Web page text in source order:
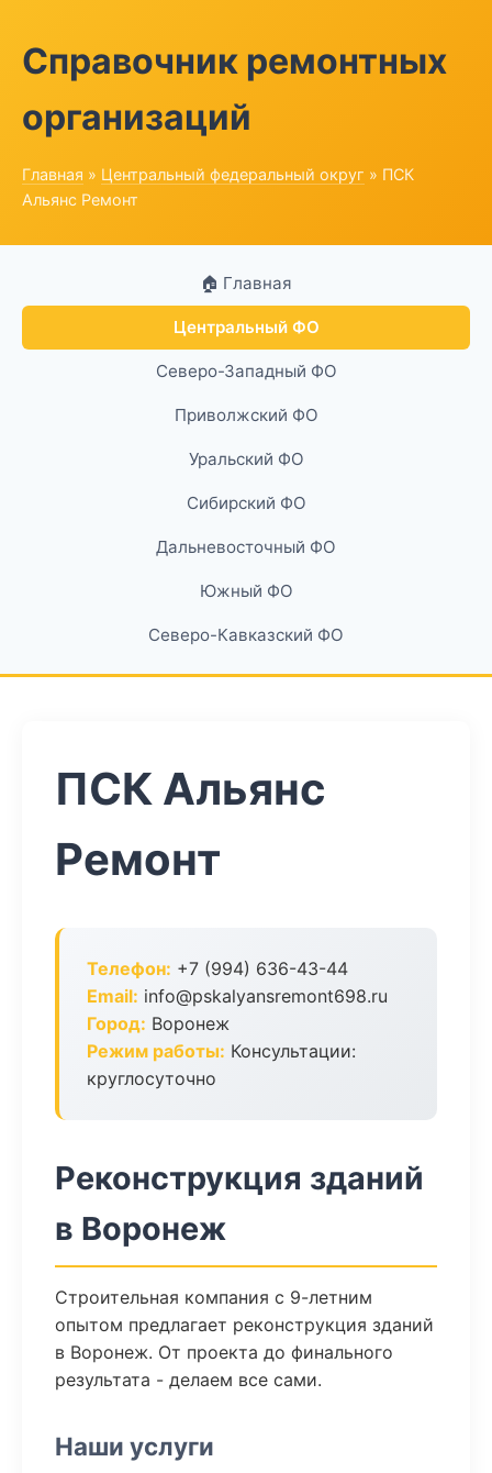
Справочник ремонтных
организаций
Главная » Центральный федеральный округ » ПСК
Альянс Ремонт
🏠 Главная
Центральный ФО
Северо-Западный ФО
Приволжский ФО
Уральский ФО
Сибирский ФО
Дальневосточный ФО
Южный ФО
Северо-Кавказский ФО
ПСК Альянс
Ремонт
Телефон: +7 (994) 636-43-44
Email: info@pskalyansremont698.ru
Город: Воронеж
Режим работы: Консультации:
круглосуточно
Реконструкция зданий
в Воронеж
Строительная компания с 9-летним
опытом предлагает реконструкция зданий
в Воронеж. От проекта до финального
результата - делаем все сами.
Наши услуги